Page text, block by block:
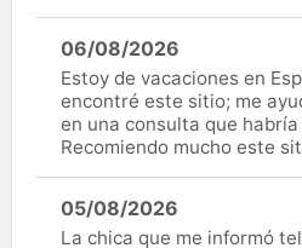
06/08/2026
Estoy de vacaciones en
encontré este sitio; me
en una consulta que
Recomiendo mucho este
05/08/2026
La chica que me informó